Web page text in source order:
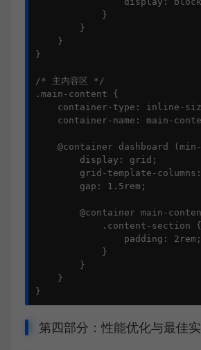
            }
        }
    }
}
/* 主内容区 */
.main-content {
container-type: inline-
container-name: main-
@container dashboard
        display: grid;
grid-template-
        gap: 1.5rem;
@container main-
            .content-section {
                padding: 2rem;
            }
        }
    }
}
第四部分：性能优化与最佳